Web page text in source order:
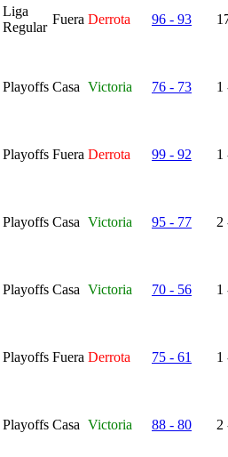
Liga
Regular
Fuera Derrota 96 - 93
Playoffs Casa Victoria 76 - 73 1
Playoffs Fuera Derrota 99 - 92 1
Playoffs Casa Victoria 95 - 77 2
Playoffs Casa Victoria 70 - 56 1
Playoffs Fuera Derrota 75 - 61 1
Playoffs Casa Victoria 88 - 80 2